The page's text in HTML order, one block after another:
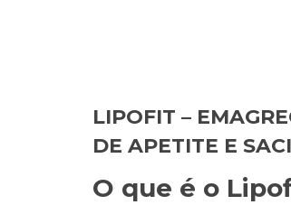
LIPOFIT –
DE APETITE E
O que é o